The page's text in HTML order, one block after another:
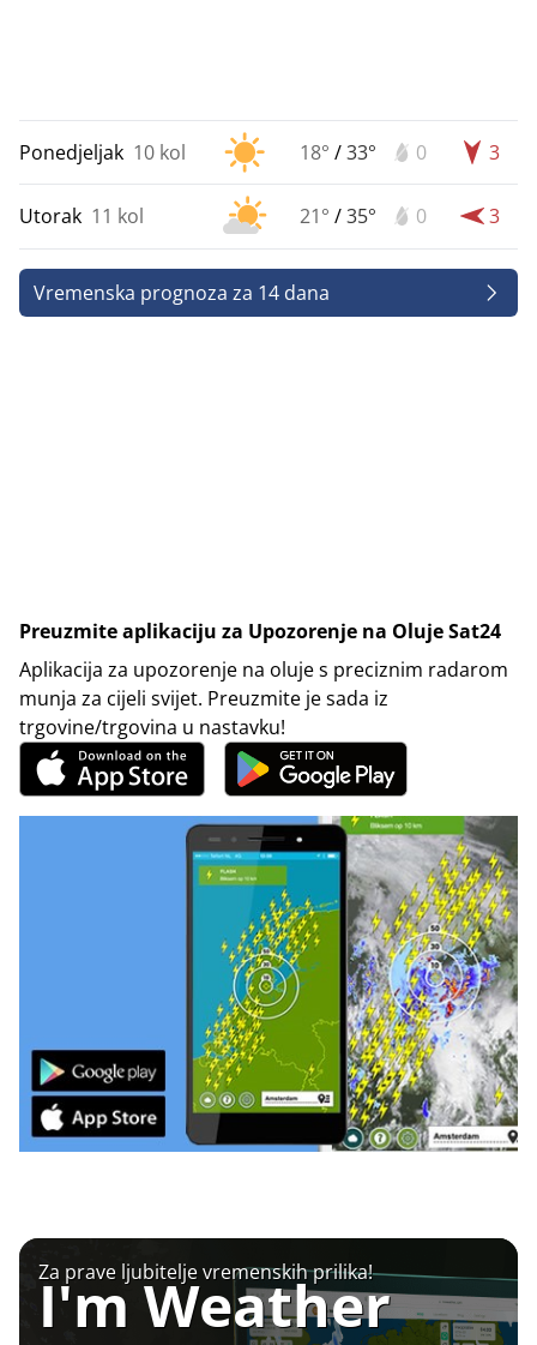
Ponedjeljak 10 kol 18° /33° 0 3
Utorak 11 kol 21° /35° 0 3
Vremenska prognoza za 14 dana
Preuzmite aplikaciju za Upozorenje na Oluje Sat24
Aplikacija za upozorenje na oluje s preciznim radarom
munja za cijeli svijet. Preuzmite je sada iz
trgovine/trgovina u nastavku!
Za prave ljubitelje vremenskih prilika!
I'm Weather